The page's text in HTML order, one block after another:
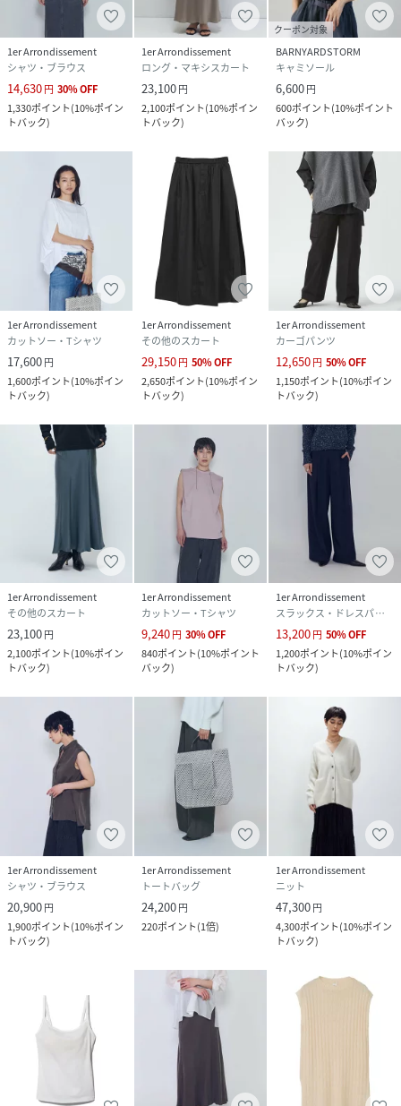
1er Arrondissement
シャツ・ブラウス
14,630円 30%OFF
1,330ポイント(10%ポイン
トバック)
1er Arrondissement
ロング・マキシスカート
23,100円
2,100ポイント(10%ポイン
トバック)
クーポン対象
BARNYARDSTORM
キャミソール
6,600円
600ポイント(10%ポイント
バック)
1er Arrondissement
カットソー・Tシャツ
17,600円
1,600ポイント(10%ポイン
トバック)
1er Arrondissement
その他のスカート
29,150円 50%OFF
2,650ポイント(10%ポイン
トバック)
1er Arrondissement
カーゴパンツ
12,650円 50%OFF
1,150ポイント(10%ポイン
トバック)
1er Arrondissement
その他のスカート
23,100円
2,100ポイント(10%ポイン
トバック)
1er Arrondissement
カットソー・Tシャツ
9,240円 30%OFF
840ポイント(10%ポイント
バック)
1er Arrondissement
スラックス・ドレスパンツ
13,200円 50%OFF
1,200ポイント(10%ポイン
トバック)
1er Arrondissement
シャツ・ブラウス
20,900円
1,900ポイント(10%ポイン
トバック)
1er Arrondissement
トートバッグ
24,200円
220ポイント(1倍)
1er Arrondissement
ニット
47,300円
4,300ポイント(10%ポイン
トバック)